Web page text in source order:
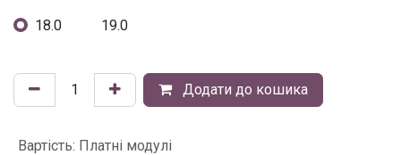
18.0 19.0
Додати до кошика
Вартість: Платні модулі